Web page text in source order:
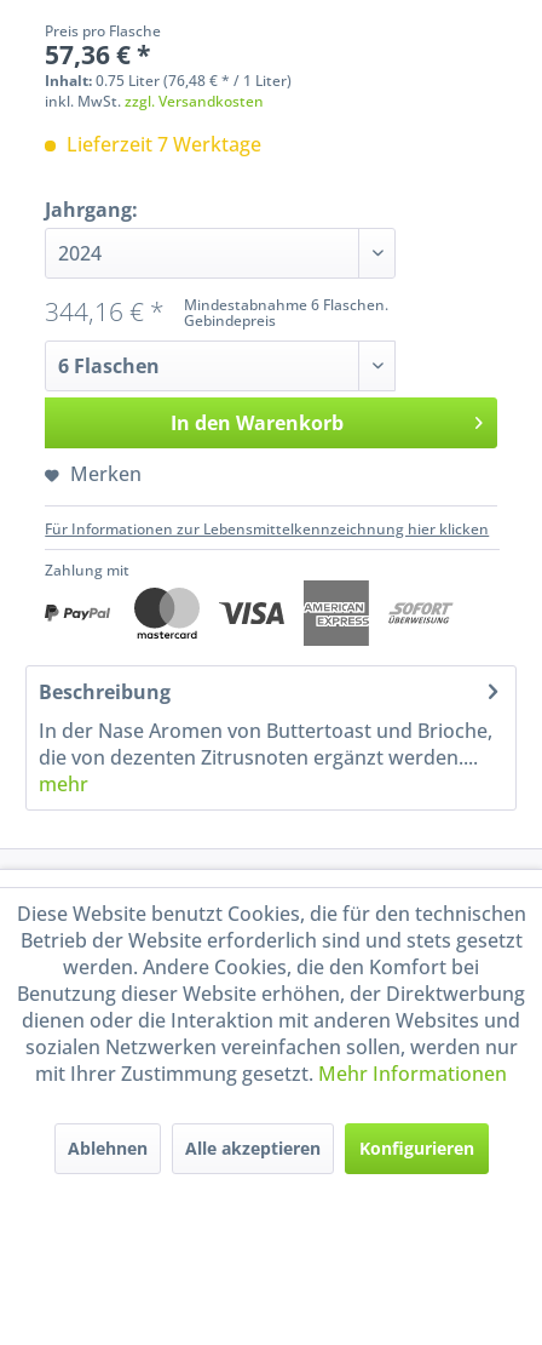
Preis pro Flasche
57,36 € *
Inhalt:0.75 Liter (76,48 € * / 1 Liter)
inkl. MwSt.zzgl. Versandkosten
Lieferzeit 7 Werktage
Jahrgang:
Mindestabnahme 6 Flaschen.
Gebindepreis
344,16 € *
In den Warenkorb
Merken
Für Informationen zur Lebensmittelkennzeichnung hier klicken
Zahlung mit
Beschreibung
In der Nase Aromen von Buttertoast und Brioche,
die von dezenten Zitrusnoten ergänzt werden....
mehr
Shop Service
Informationen
Handel mit BIO-Weinen
durch DE-ÖKO-009
Diese Website benutzt Cookies, die für den technischen
Betrieb der Website erforderlich sind und stets gesetzt
werden. Andere Cookies, die den Komfort bei
Benutzung dieser Website erhöhen, der Direktwerbung
dienen oder die Interaktion mit anderen Websites und
sozialen Netzwerken vereinfachen sollen, werden nur
mit Ihrer Zustimmung gesetzt. Mehr Informationen
Ablehnen Alle akzeptieren Konfigurieren